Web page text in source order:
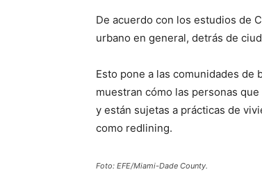
De acuerdo con los estudios de
urbano en general, detrás de
Esto pone a las comunidades
muestran cómo las personas
y están sujetas a prácticas de
como redlining.
Foto: EFE/Miami-Dade County.